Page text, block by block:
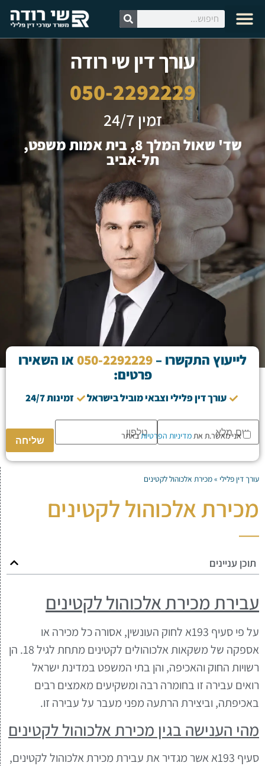
עורך דין שי רודה
050-2292229
זמין 24/7
שד' שאול המלך 8, בית אמות משפט,
תל-אביב
לייעוץ התקשרו – 050-2292229או השאירו
פרטים:
עורך דין פלילי וצבאי מוביל בישראל זמינות 24/7
Please
leave
this
field
אני מאשר.ת אתמדיניות הפרטיותבאתר
עורך דין פלילי »מכירת אלכוהול לקטינים
מכירת אלכוהול לקטינים
תוכן עניינים
עבירת מכירת אלכוהול לקטינים
על פי סעיף 193א לחוק העונשין, אסורה כל מכירה או
אספקה של משקאות אלכוהולים לקטינים מתחת לגיל 18. הן
רשויות החוק והאכיפה, והן בתי המשפט במדינת ישראל
רואים עבירה זו בחומרה רבה ומשקיעים מאמצים רבים
באכיפתה, וביצירת הרתעה מפני מעבר על עבירה זו.
מהי הענישה בגין מכירת אלכוהול לקטינים
סעיף 193א אשר מגדיר את עבירת מכירת אלכוהול לקטינים,